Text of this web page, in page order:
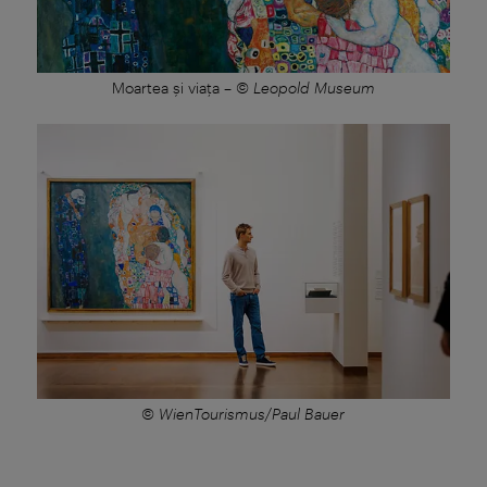
Moartea şi viaţa– © Leopold Museum
© WienTourismus/Paul Bauer